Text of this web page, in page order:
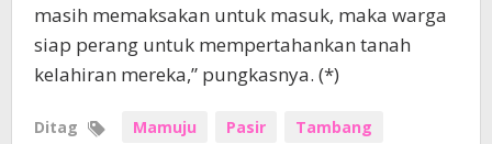
masih memaksakan untuk masuk, maka warga
siap perang untuk mempertahankan tanah
kelahiran mereka,” pungkasnya. (*)
Ditag Mamuju Pasir Tambang